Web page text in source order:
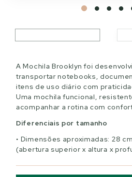
A Mochila Brooklyn foi
transportar notebooks,
itens de uso diário com
Uma mochila funcional,
acompanhar a rotina com
Diferenciais por tamanho
Dimensões aproximadas: 28
(abertura superior x altura x